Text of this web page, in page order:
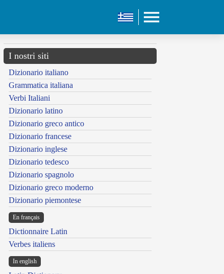
I nostri siti
Dizionario italiano
Grammatica italiana
Verbi Italiani
Dizionario latino
Dizionario greco antico
Dizionario francese
Dizionario inglese
Dizionario tedesco
Dizionario spagnolo
Dizionario greco moderno
Dizionario piemontese
En français
Dictionnaire Latin
Verbes italiens
In english